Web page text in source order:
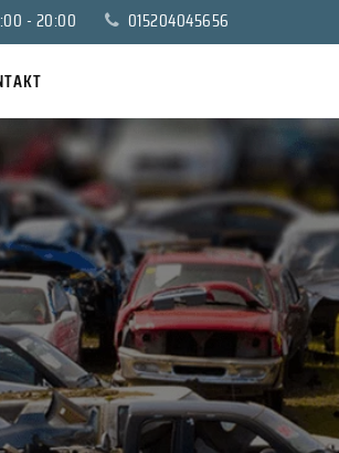
- 20:00 015204045656